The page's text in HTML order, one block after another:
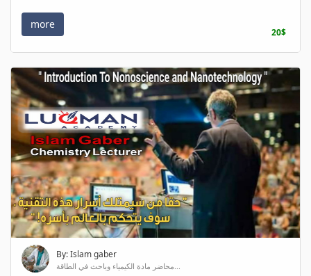
more
20$
By: Islam gaber
محاضر مادة الكيمياء وباحث في الطاقة...